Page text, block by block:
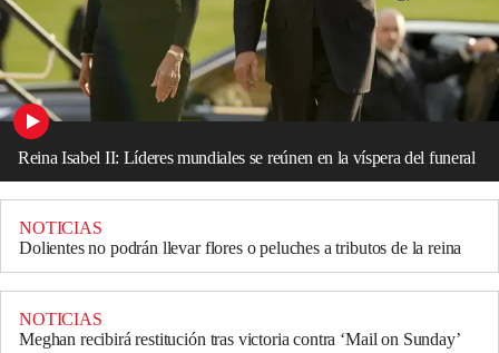
Reina Isabel II: Líderes mundiales se reúnen en la víspera del funeral
NOTICIAS
Dolientes no podrán llevar flores o peluches a tributos de la reina
NOTICIAS
Meghan recibirá restitución tras victoria contra ‘Mail on Sunday’